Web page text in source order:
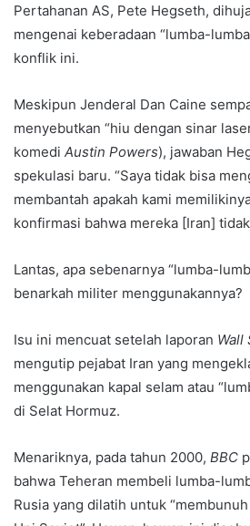
Pertahanan AS, Pete Hegseth,
mengenai keberadaan “lumba-
konflik ini.
Meskipun Jenderal Dan Caine
menyebutkan “hiu dengan sinar
komedi Austin Powers), jawaban
spekulasi baru. “Saya tidak bisa
membantah apakah kami
konfirmasi bahwa mereka [Iran]
Lantas, apa sebenarnya “lumba-
benarkah militer menggunakannya?
Isu ini mencuat setelah laporan Wall
mengutip pejabat Iran yang
menggunakan kapal selam atau
di Selat Hormuz.
Menariknya, pada tahun 2000, BBC
bahwa Teheran membeli lumba-
Rusia yang dilatih untuk